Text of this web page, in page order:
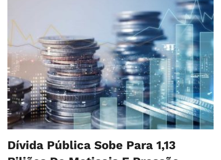
Dívida Pública Sobe Para 1,13